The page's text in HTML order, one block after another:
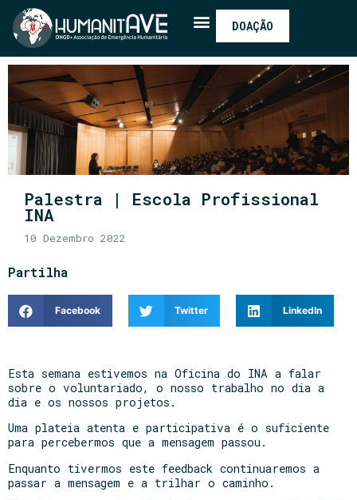
DOAÇÃO
Palestra | Escola Profissional
INA
10 Dezembro 2022
Partilha
Facebook Twitter LinkedIn
Esta semana estivemos na Oficina do INA a falar
sobre o voluntariado, o nosso trabalho no dia a
dia e os nossos projetos.
Uma plateia atenta e participativa é o suficiente
para percebermos que a mensagem passou.
Enquanto tivermos este feedback continuaremos a
passar a mensagem e a trilhar o caminho.